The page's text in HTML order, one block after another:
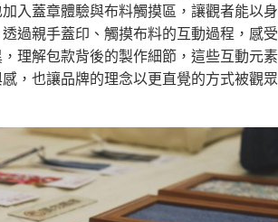
入蓋章體驗與布料觸摸區，讓觀者能以身
過親手蓋印、觸摸布料的互動過程，感受
理解包款背後的製作細節，這些互動元素
，也讓品牌的理念以更直覺的方式被觀眾